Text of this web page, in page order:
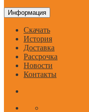
Информация
Скачать
История
Доставка
Рассрочка
Новости
Контакты